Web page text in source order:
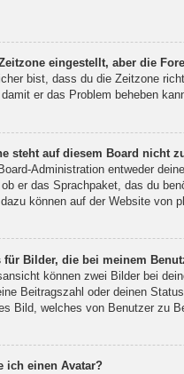
eingestellt, aber die
bist, dass du die Zeitzone
er das Problem beheben
steht auf diesem Board nicht
Administration entweder
er das Sprachpaket, das du
dazu können auf der Website von
für Bilder, die bei meinem
können zwei Bilder bei
Beitragszahl oder deinen
Bild, welches von Benutzer zu
ich einen Avatar?